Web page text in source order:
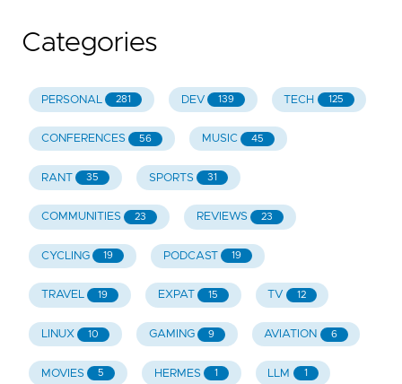
Categories
PERSONAL 281 DEV 139 TECH 125
CONFERENCES 56 MUSIC 45
RANT 35 SPORTS 31
COMMUNITIES 23 REVIEWS 23
CYCLING 19 PODCAST 19
TRAVEL 19 EXPAT 15 TV 12
LINUX 10 GAMING 9 AVIATION 6
MOVIES 5 HERMES 1 LLM 1